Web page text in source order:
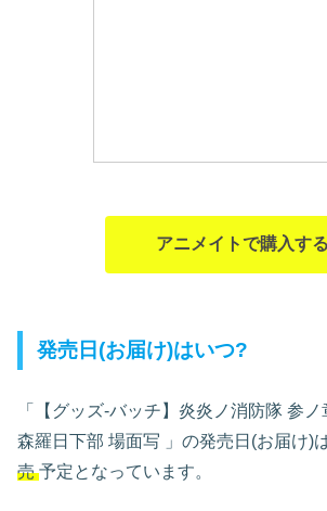
アニメイトで購入する
発売日(お届け)はいつ?
「【グッズ-バッチ】炎炎ノ消防隊 参
森羅日下部 場面写 」の発売日(お届け)は
売 予定となっています。